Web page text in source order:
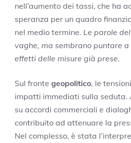
nell’aumento dei tassi, che ha
speranza per un quadro
nel medio termine. Le parole
vaghe, ma sembrano puntare
effetti delle misure già prese.
Sul fronte geopolitico, le
impatti immediati sulla seduta.
su accordi commerciali e
contribuito ad attenuare la
Nel complesso, è stata